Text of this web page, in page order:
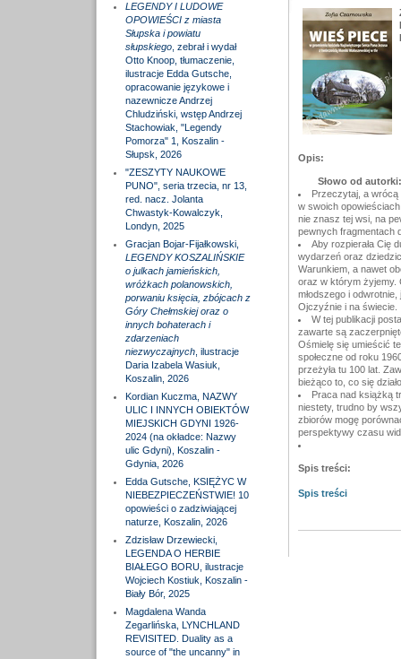
LEGENDY I LUDOWE
OPOWIEŚCI z miasta
Słupska i powiatu
słupskiego, zebrał i wydał
Otto Knoop, tłumaczenie,
ilustracje Edda Gutsche,
opracowanie językowe i
nazewnicze Andrzej
Chludziński, wstęp Andrzej
Stachowiak, "Legendy
Pomorza" 1, Koszalin -
Słupsk, 2026
"ZESZYTY NAUKOWE
PUNO", seria trzecia, nr 13,
red. nacz. Jolanta
Chwastyk-Kowalczyk,
Londyn, 2025
Gracjan Bojar-Fijałkowski,
LEGENDY KOSZALIŃSKIE
o julkach jamieńskich,
wróżkach polanowskich,
porwaniu księcia, zbójcach z
Góry Chełmskiej oraz o
innych bohaterach i
zdarzeniach
niezwyczajnych, ilustracje
Daria Izabela Wasiuk,
Koszalin, 2026
Kordian Kuczma, NAZWY
ULIC I INNYCH OBIEKTÓW
MIEJSKICH GDYNI 1926-
2024 (na okładce: Nazwy
ulic Gdyni), Koszalin -
Gdynia, 2026
Edda Gutsche, KSIĘŻYC W
NIEBEZPIECZEŃSTWIE! 10
opowieści o zadziwiającej
naturze, Koszalin, 2026
Zdzisław Drzewiecki,
LEGENDA O HERBIE
BIAŁEGO BORU, ilustracje
Wojciech Kostiuk, Koszalin -
Biały Bór, 2025
Magdalena Wanda
Zegarlińska, LYNCHLAND
REVISITED. Duality as a
source of "the uncanny" in
Opis:
Słowo od autorki:
Przeczytaj, a wrócą
w swoich
nie znasz tej wsi, na
pewnych fragmentach
Aby rozpierała Cię
wydarzeń oraz
Warunkiem, a nawet
oraz w którym żyjemy.
młodszego i
Ojczyźnie i na świecie.
W tej publikacji
zawarte są
Ośmielę się umieścić
społeczne od roku
przeżyła tu 100 lat.
bieżąco to, co się
Praca nad książką
niestety, trudno by
zbiorów mogę
perspektywy czasu
Spis treści:
Spis treści